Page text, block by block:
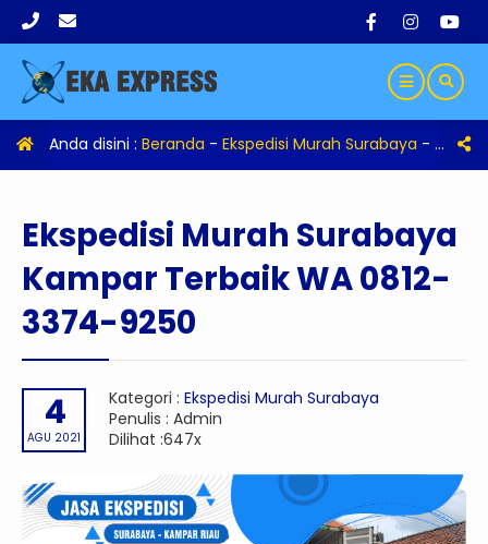
Anda disini : Beranda - Ekspedisi Murah Surabaya -
Ekspedisi Murah Surabaya
Kampar Terbaik WA 0812-
3374-9250
4
AGU 2021
Kategori : Ekspedisi Murah Surabaya
Penulis : Admin
Dilihat :647x